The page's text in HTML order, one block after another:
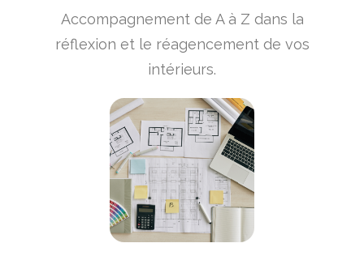
Accompagnement de A à Z dans la
réflexion et le réagencement de vos
intérieurs.